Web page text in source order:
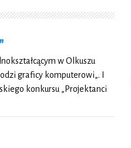
w Olkuszu
graficy komputerowi„. I
konkursu „Projektanci